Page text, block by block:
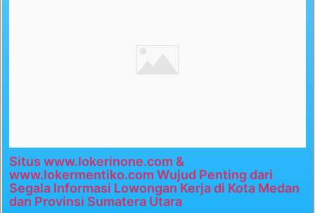
Situs www.lokerinone.com &
www.lokermentiko.com Wujud Penting dari
Segala Informasi Lowongan Kerja di Kota Medan
dan Provinsi Sumatera Utara